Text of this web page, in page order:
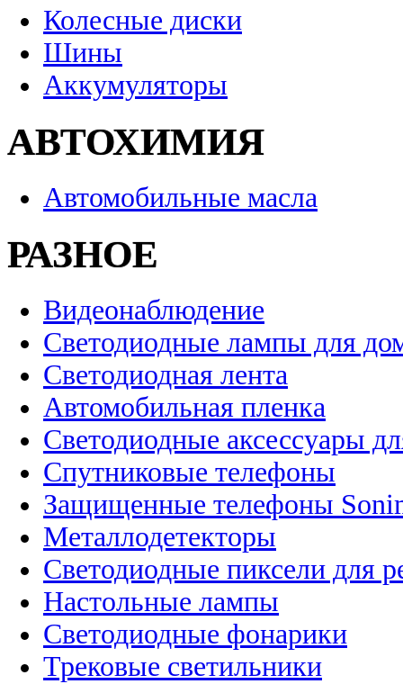
Колесные диски
Шины
Аккумуляторы
АВТОХИМИЯ
Автомобильные масла
РАЗНОЕ
Видеонаблюдение
Светодиодные лампы для
Светодиодная лента
Автомобильная пленка
Светодиодные аксессуары
Спутниковые телефоны
Защищенные телефоны
Металлодетекторы
Светодиодные пиксели для
Настольные лампы
Светодиодные фонарики
Трековые светильники